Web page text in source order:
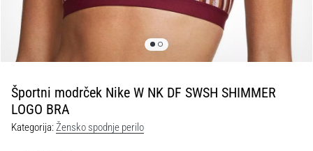
spremembo
smeri
in
beep
Kaj
sta
in
kako
Športni modrček Nike W NK DF SWSH SHIMMER
LOGO BRA
Kategorija:Žensko spodnje perilo